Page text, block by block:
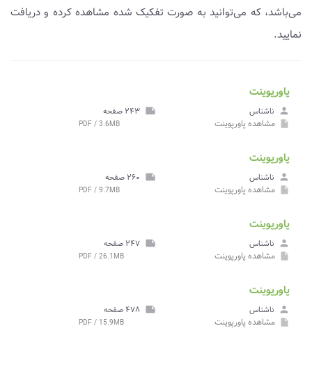
می‌باشد، که می‌توانید به صورت تفکیک شده مشاهده کرده و دریافت
نمایید.
پاورپوینت
person ناشناس note ۲۴۳ صفحه
insert_drive_file مشاهده پاورپوینت PDF / 3.6MB
پاورپوینت
person ناشناس note ۲۶۰ صفحه
insert_drive_file مشاهده پاورپوینت PDF / 9.7MB
پاورپوینت
person ناشناس note ۲۴۷ صفحه
insert_drive_file مشاهده پاورپوینت PDF / 26.1MB
پاورپوینت
person ناشناس note ۴۷۸ صفحه
insert_drive_file مشاهده پاورپوینت PDF / 15.9MB